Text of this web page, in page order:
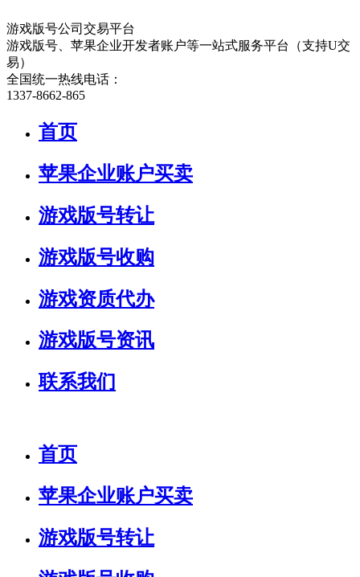
游戏版号公司交易平台
游戏版号、苹果企业开发者账户等一站式服务平台（支持U交
易）
全国统一热线电话：
1337-8662-865
首页
苹果企业账户买卖
游戏版号转让
游戏版号收购
游戏资质代办
游戏版号资讯
联系我们
首页
苹果企业账户买卖
游戏版号转让